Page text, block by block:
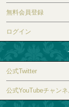
無料会員登録
ログイン
公式Twitter
公式YouTubeチャン